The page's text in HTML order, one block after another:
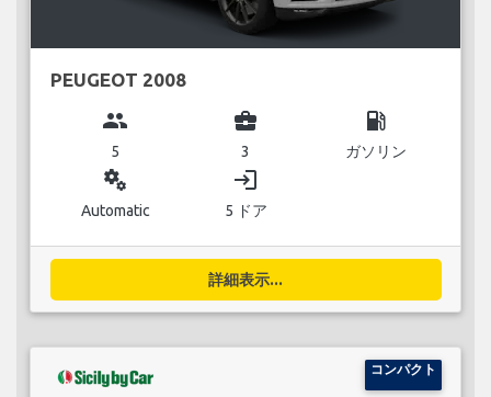
PEUGEOT 2008
group
5
business_center
3
local_gas_station
ガソリン
miscellaneous_services
Automatic
login
5 ドア
詳細表示...
コンパクト